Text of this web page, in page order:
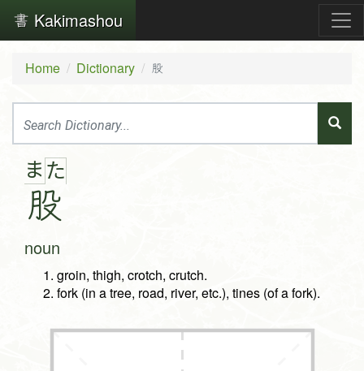
Kakimashou
Home Dictionary 股
ま た
股
noun
groin, thigh, crotch, crutch.
fork (in a tree, road, river, etc.), tines (of a fork).